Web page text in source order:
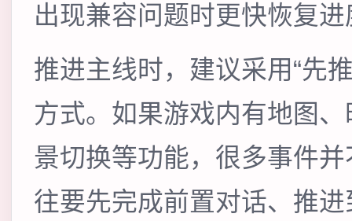
出现兼容问题时更快恢复进
推进主线时，建议采用“先
方式。如果游戏内有地图
景切换等功能，很多事件
往要先完成前置对话、推